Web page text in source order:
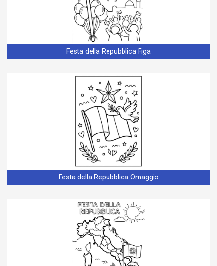
Festa della Repubblica Figa
Festa della Repubblica Omaggio